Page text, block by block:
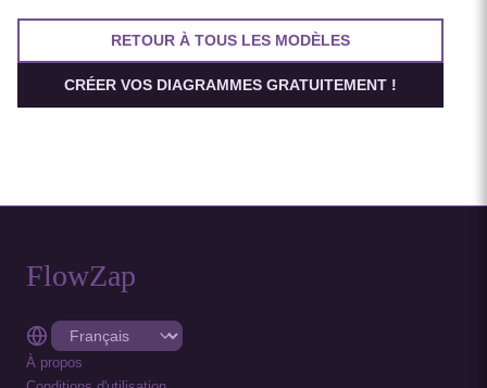
RETOUR À TOUS LES MODÈLES
CRÉER VOS DIAGRAMMES GRATUITEMENT !
FlowZap
À propos